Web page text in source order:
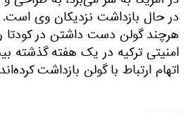
در حال بازداشت نزدیکان وی است.
هرچند گولن دست داشتن در کودتا
اتهام ارتباط با گولن بازداشت